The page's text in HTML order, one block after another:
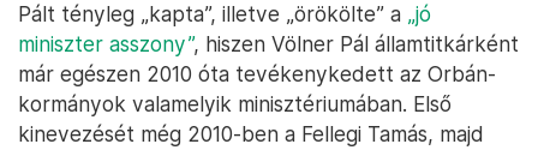
Pált tényleg „kapta”, illetve „örökölte” a „jó
miniszter asszony”, hiszen Völner Pál államtitkárként
már egészen 2010 óta tevékenykedett az Orbán-
kormányok valamelyik minisztériumában. Első
kinevezését még 2010-ben a Fellegi Tamás, majd